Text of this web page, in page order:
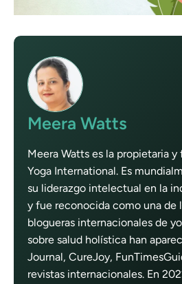
Meera Watts
Meera Watts es la propietaria
Yoga International. Es
su liderazgo intelectual en la
y fue reconocida como una de
blogueras internacionales de
sobre salud holística han
Journal, CureJoy,
revistas internacionales. En